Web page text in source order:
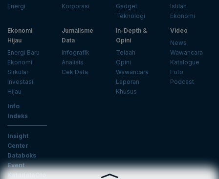
Energi
Korporasi
Gadget
Teknologi
Istilah
Ekonomi
Ekonomi
Hijau
Energi Baru
Ekonomi
Sirkular
Investasi
Hijau
Jurnalisme
Data
Infografik
Analisis
Cek Data
In-Depth &
Opini
Telaah
Opini
Wawancara
Laporan
Khusus
Video
News
Wawancara
Katalogue
Foto
Podcast
Info
Indeks
Insight
Center
Databoks
Event
KatadataOto